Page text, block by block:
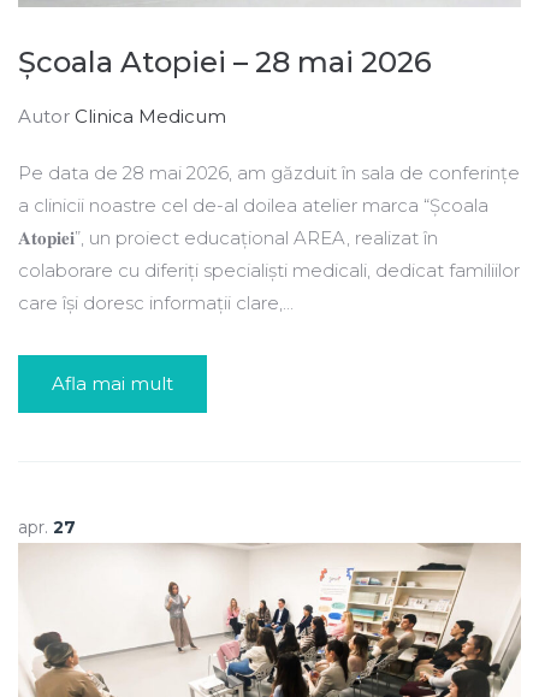
Școala Atopiei – 28 mai 2026
Autor Clinica Medicum
Pe data de 28 mai 2026, am găzduit în sala de conferințe
a clinicii noastre cel de-al doilea atelier marca “Școala
𝐀𝐭𝐨𝐩𝐢𝐞𝐢”, un proiect educațional AREA, realizat în
colaborare cu diferiți specialiști medicali, dedicat familiilor
care își doresc informații clare,...
Afla mai mult
apr. 27